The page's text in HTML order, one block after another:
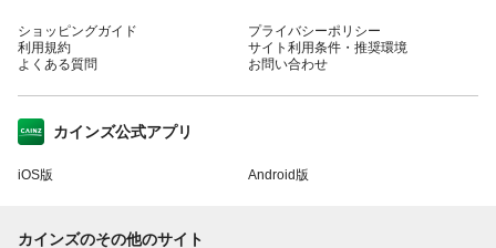
ショッピングガイド
利用規約
よくある質問
プライバシーポリシー
サイト利用条件・推奨環境
お問い合わせ
カインズ公式アプリ
iOS版 Android版
カインズのその他のサイト